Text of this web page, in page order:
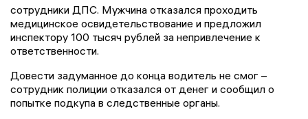
сотрудники ДПС. Мужчина отказался проходить
медицинское освидетельствование и предложил
инспектору 100 тысяч рублей за непривлечение к
ответственности.
Довести задуманное до конца водитель не смог –
сотрудник полиции отказался от денег и сообщил о
попытке подкупа в следственные органы.